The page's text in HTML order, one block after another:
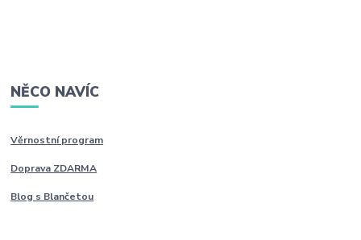
NĚCO NAVÍC
Věrnostní program
Doprava ZDARMA
Blog s Blančetou